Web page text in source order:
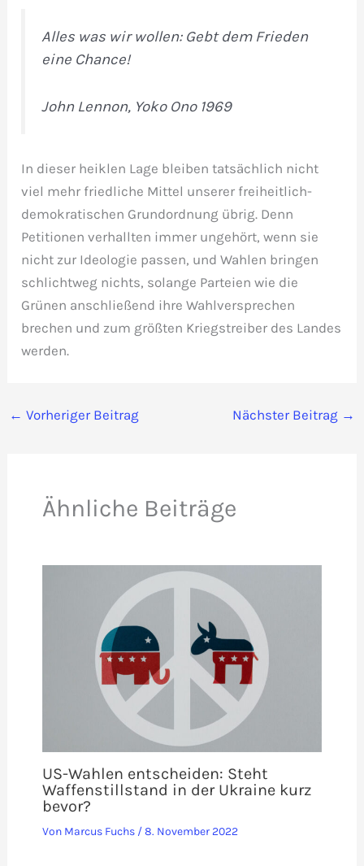
Alles was wir wollen: Gebt dem Frieden
eine Chance!
John Lennon, Yoko Ono 1969
In dieser heiklen Lage bleiben tatsächlich nicht
viel mehr friedliche Mittel unserer freiheitlich-
demokratischen Grundordnung übrig. Denn
Petitionen verhallten immer ungehört, wenn sie
nicht zur Ideologie passen, und Wahlen bringen
schlichtweg nichts, solange Parteien wie die
Grünen anschließend ihre Wahlversprechen
brechen und zum größten Kriegstreiber des Landes
werden.
← Vorheriger Beitrag Nächster Beitrag →
Ähnliche Beiträge
US-Wahlen entscheiden: Steht
Waffenstillstand in der Ukraine kurz
bevor?
Von Marcus Fuchs /8. November 2022